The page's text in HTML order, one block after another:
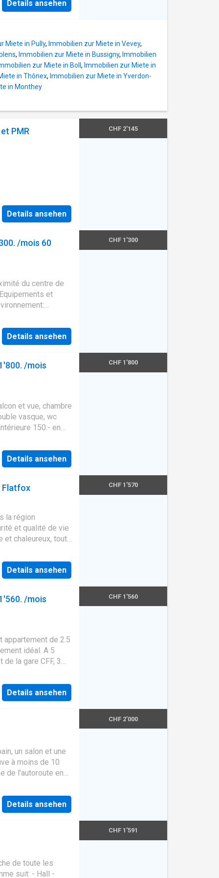
Details ansehen
Miete in Pully, Immobilien zur Miete in Vevey,
, Immobilien zur Miete in Bussigny, Immobilien
zur Miete in Boll , Immobilien zur Miete in
in Thônex, Immobilien zur Miete in Yverdon-
in Monthey
PMR
Details ansehen
CHF 2'145
/mois 60
du centre de
et
Crèche(s),
Hall d'entrée
Baignoire, Lavabo,
Details ansehen
CHF 1'300
/mois
et vue, chambre
vasque, wc
150.- en
Details ansehen
CHF 1'800
Flatfox
la région
et qualité de vie
et chaleureux, tout
toute confiance
afin de
qualité et leurs
loggias
un cadre de
living Crissier ,
simplifier votre
en place pour
Details ansehen
CHF 1'570
/mois
appartement de 2.5
idéal. A 5
la gare CFF, 3
suit: - une cuisine
- une salle de
Details ansehen
CHF 1'560
un salon et une
à moins de 10
de l’autoroute en
Details ansehen
CHF 2'000
de toute les
suit: - Hall -
CHF 1'591